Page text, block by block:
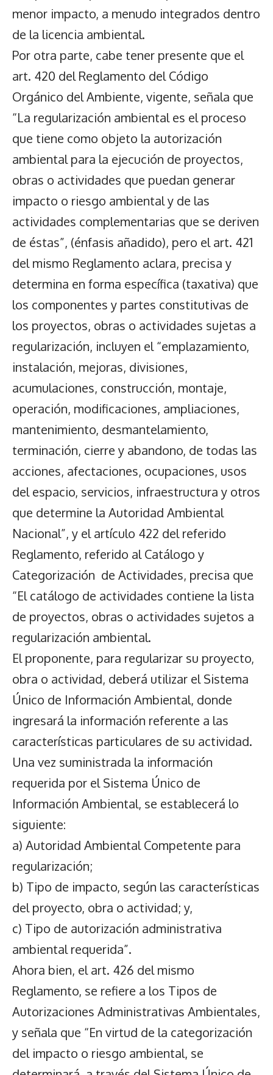
menor impacto, a menudo integrados dentro
de la licencia ambiental.
Por otra parte, cabe tener presente que el
art. 420 del Reglamento del Código
Orgánico del Ambiente, vigente, señala que
“La regularización ambiental es el proceso
que tiene como objeto la autorización
ambiental para la ejecución de proyectos,
obras o actividades que puedan generar
impacto o riesgo ambiental y de las
actividades complementarias que se deriven
de éstas”, (énfasis añadido), pero el art. 421
del mismo Reglamento aclara, precisa y
determina en forma específica (taxativa) que
los componentes y partes constitutivas de
los proyectos, obras o actividades sujetas a
regularización, incluyen el “emplazamiento,
instalación, mejoras, divisiones,
acumulaciones, construcción, montaje,
operación, modificaciones, ampliaciones,
mantenimiento, desmantelamiento,
terminación, cierre y abandono, de todas las
acciones, afectaciones, ocupaciones, usos
del espacio, servicios, infraestructura y otros
que determine la Autoridad Ambiental
Nacional”, y el artículo 422 del referido
Reglamento, referido al Catálogo y
Categorización de Actividades, precisa que
“El catálogo de actividades contiene la lista
de proyectos, obras o actividades sujetos a
regularización ambiental.
El proponente, para regularizar su proyecto,
obra o actividad, deberá utilizar el Sistema
Único de Información Ambiental, donde
ingresará la información referente a las
características particulares de su actividad.
Una vez suministrada la información
requerida por el Sistema Único de
Información Ambiental, se establecerá lo
siguiente:
a) Autoridad Ambiental Competente para
regularización;
b) Tipo de impacto, según las características
del proyecto, obra o actividad; y,
c) Tipo de autorización administrativa
ambiental requerida”.
Ahora bien, el art. 426 del mismo
Reglamento, se refiere a los Tipos de
Autorizaciones Administrativas Ambientales,
y señala que “En virtud de la categorización
del impacto o riesgo ambiental, se